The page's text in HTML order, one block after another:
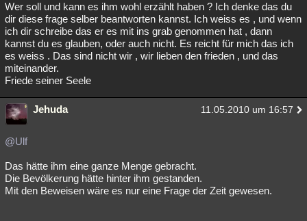
Wer soll und kann es ihm wohl erzählt haben ? Ich denke das du
dir diese frage selber beantworten kannst. Ich weiss es , und wenn
ich dir schreibe das er es mit ins grab genommen hat , dann
kannst du es glauben, oder auch nicht. Es reicht für mich das ich
es weiss . Das sind nicht wir , wir lieben den frieden , und das
miteinander.
Friede seiner Seele
Jehuda 11.05.2010 um 16:57
@Ulf
Das hätte ihm eine ganze Menge gebracht.
Die Bevölkerung hätte hinter ihm gestanden.
Mit den Beweisen wäre es nur eine Frage der Zeit gewesen.